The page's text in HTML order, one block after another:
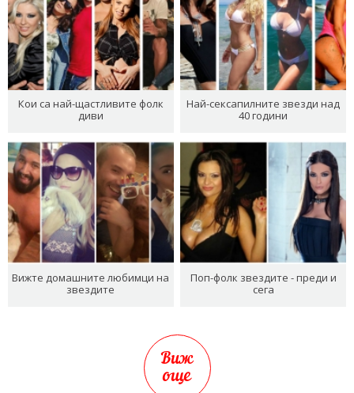
Кои са най-щастливите фолк
диви
Най-сексапилните звезди над
40 години
Вижте домашните любимци на
звездите
Поп-фолк звездите - преди и
сега
Виж
още